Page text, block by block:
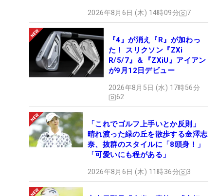
2026年8月6日 (木) 14時09分 7
『4』が消え『R』が加わっ
た！ スリクソン『ZXi
R/5/7』＆『ZXiU』アイアン
が9月12日デビュー
2026年8月5日 (水) 17時56分
62
「これでゴルフ上手いとか反則」
晴れ渡った緑の丘を散歩する金澤志
奈、抜群のスタイルに「8頭身！」
「可愛いにも程がある」
2026年8月6日 (木) 11時36分 3